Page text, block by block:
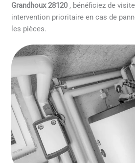
Grandhoux 28120 , bénéficiez de
intervention prioritaire en cas de
les pièces.